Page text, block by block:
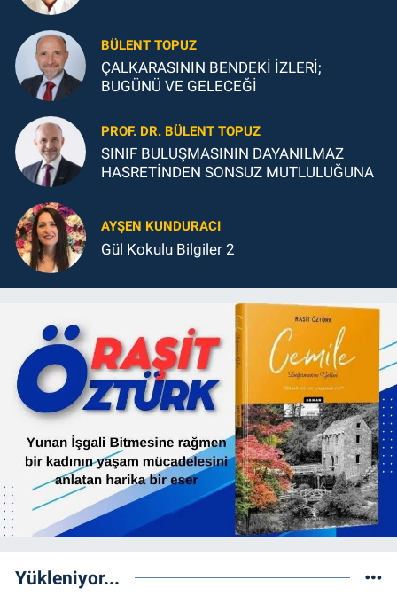
BÜLENT TOPUZ
ÇALKARASININ BENDEKİ İZLERİ;
BUGÜNÜ VE GELECEĞİ
PROF. DR. BÜLENT TOPUZ
SINIF BULUŞMASININ DAYANILMAZ
HASRETİNDEN SONSUZ MUTLULUĞUNA
AYŞEN KUNDURACI
Gül Kokulu Bilgiler 2
Yükleniyor...